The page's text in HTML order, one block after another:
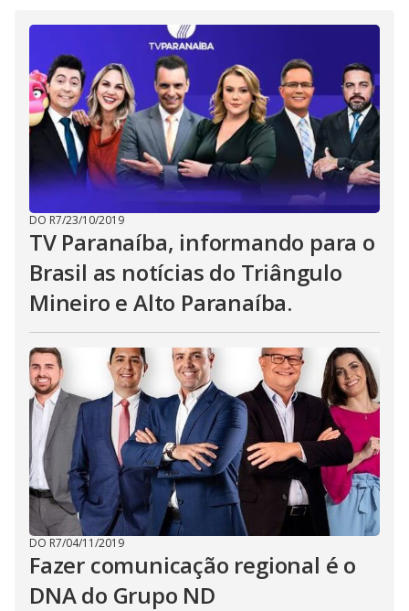
DO R7/23/10/2019
TV Paranaíba, informando para o
Brasil as notícias do Triângulo
Mineiro e Alto Paranaíba.
DO R7/04/11/2019
Fazer comunicação regional é o
DNA do Grupo ND